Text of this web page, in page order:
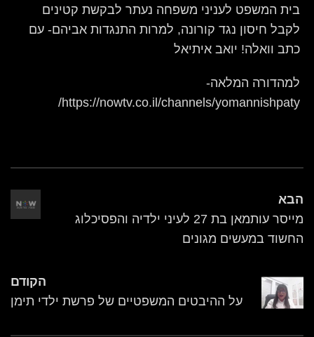
בית המשפט לעניני משפחה נעתר לבקשת קטינים
לקבל חיסון נגד קורונה, למרות התנגדות אביהם- עם
כתב וואלה! יואב איתיאל
למהדורה המלאה-
https://nowtv.co.il/channels/yomannishpaty/
הבא
מייסר עותמאן בת 27 לעיני ילדיה והפסיכלוג
החשוד במעשים מגונים
הקודם
על ההיבטים המשפטיים של פרשת ילדי תימן